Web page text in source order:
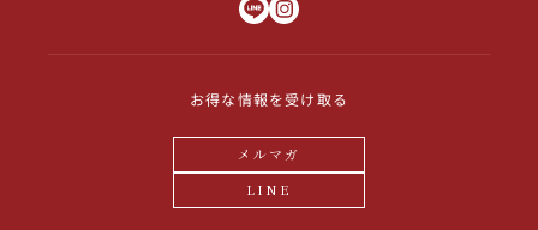
お得な情報を受け取る
メルマガ
LINE